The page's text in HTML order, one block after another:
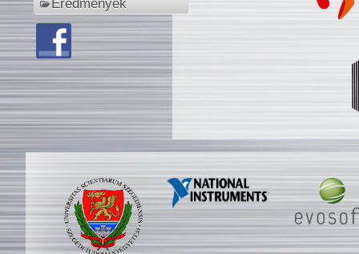
Eredmények